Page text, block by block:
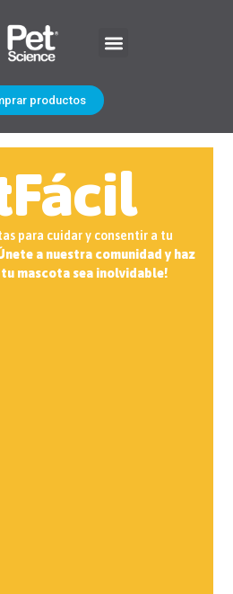
productos
para cuidar y consentir a tu
a nuestra comunidad y haz
mascota sea inolvidable!